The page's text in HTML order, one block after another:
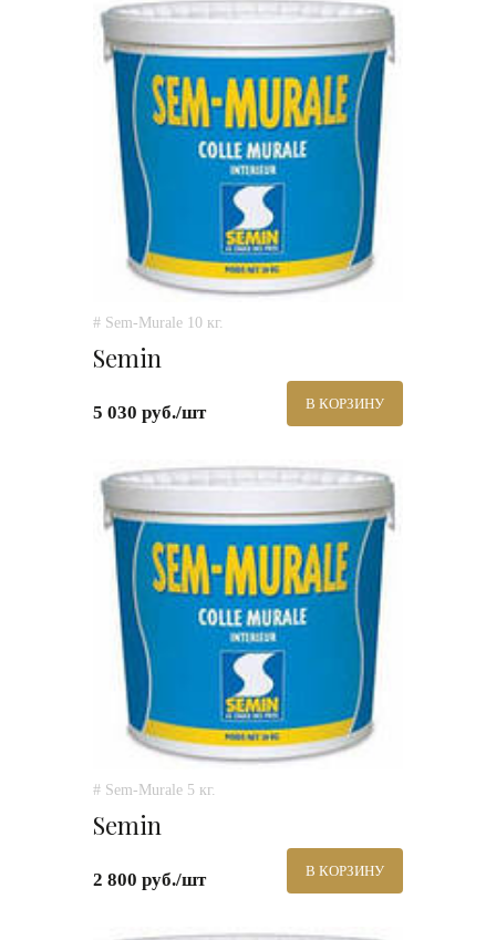
# Sem-Murale 10 кг.
Semin
5 030 руб./шт В КОРЗИНУ
# Sem-Murale 5 кг.
Semin
2 800 руб./шт В КОРЗИНУ